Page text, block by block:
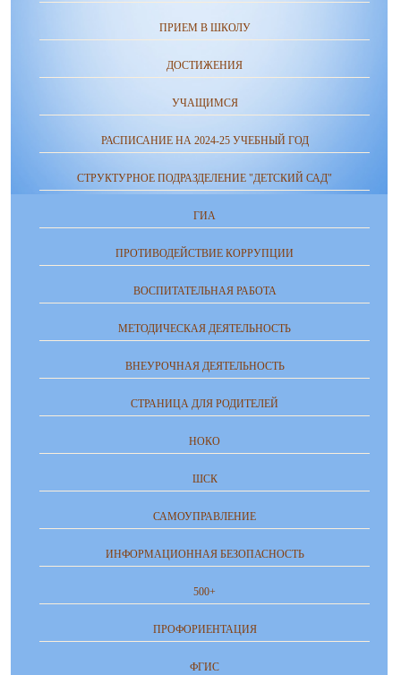
ПРИЕМ В ШКОЛУ
ДОСТИЖЕНИЯ
УЧАЩИМСЯ
РАСПИСАНИЕ НА 2024-25 УЧЕБНЫЙ ГОД
СТРУКТУРНОЕ ПОДРАЗДЕЛЕНИЕ "ДЕТСКИЙ САД"
ГИА
ПРОТИВОДЕЙСТВИЕ КОРРУПЦИИ
ВОСПИТАТЕЛЬНАЯ РАБОТА
МЕТОДИЧЕСКАЯ ДЕЯТЕЛЬНОСТЬ
ВНЕУРОЧНАЯ ДЕЯТЕЛЬНОСТЬ
СТРАНИЦА ДЛЯ РОДИТЕЛЕЙ
НОКО
ШСК
САМОУПРАВЛЕНИЕ
ИНФОРМАЦИОННАЯ БЕЗОПАСНОСТЬ
500+
ПРОФОРИЕНТАЦИЯ
ФГИС